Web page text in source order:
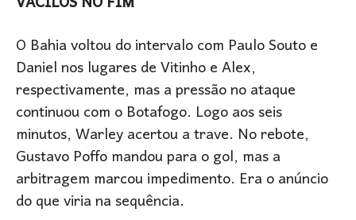
O Bahia voltou do intervalo com Paulo Souto e
Daniel nos lugares de Vitinho e Alex,
respectivamente, mas a pressão no ataque
continuou com o Botafogo. Logo aos seis
minutos, Warley acertou a trave. No rebote,
Gustavo Poffo mandou para o gol, mas a
arbitragem marcou impedimento. Era o anúncio
do que viria na sequência.